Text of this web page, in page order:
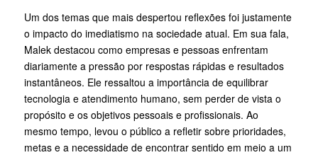
Um dos temas que mais despertou reflexões foi justamente
o impacto do imediatismo na sociedade atual. Em sua fala,
Malek destacou como empresas e pessoas enfrentam
diariamente a pressão por respostas rápidas e resultados
instantâneos. Ele ressaltou a importância de equilibrar
tecnologia e atendimento humano, sem perder de vista o
propósito e os objetivos pessoais e profissionais. Ao
mesmo tempo, levou o público a refletir sobre prioridades,
metas e a necessidade de encontrar sentido em meio a um